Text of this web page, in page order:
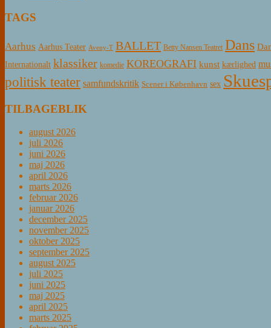
TAGS
Aarhus Aarhus Teater Aveny-T BALLET Betty Nansen Teatret Dans
Internationalt klassiker komedie KOREOGRAFI kunst kærlighed
politisk teater samfundskritik Scener i København sex
TILBAGEBLIK
august 2026
juli 2026
juni 2026
maj 2026
april 2026
marts 2026
februar 2026
januar 2026
december 2025
november 2025
oktober 2025
september 2025
august 2025
juli 2025
juni 2025
maj 2025
april 2025
marts 2025